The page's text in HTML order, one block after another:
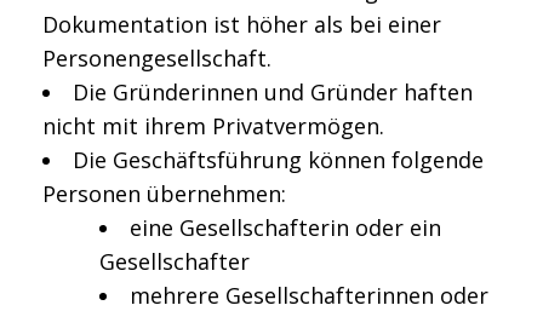
Dokumentation ist höher als bei einer
Personengesellschaft.
Die Gründerinnen und Gründer haften
nicht mit ihrem Privatvermögen.
Die Geschäftsführung können folgende
Personen übernehmen:
eine Gesellschafterin oder ein
Gesellschafter
mehrere Gesellschafterinnen oder